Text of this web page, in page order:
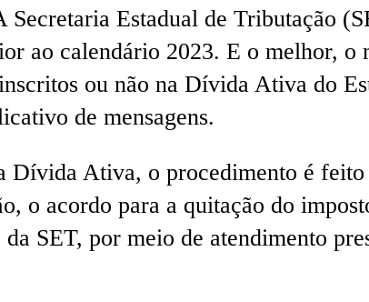
Estadual de Tributação
ao calendário 2023. E o melhor, o
ou não na Dívida Ativa do
de mensagens.
Dívida Ativa, o procedimento é
o acordo para a quitação do
SET, por meio de atendimento